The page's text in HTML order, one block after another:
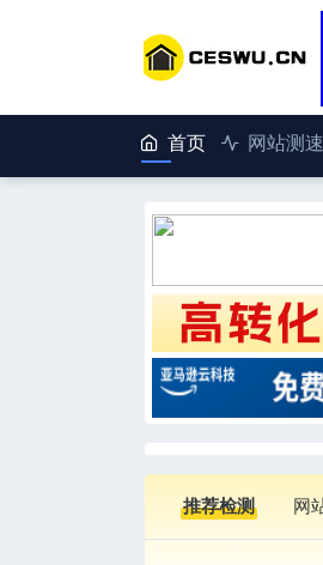
首页 网站测速
推荐检测 网